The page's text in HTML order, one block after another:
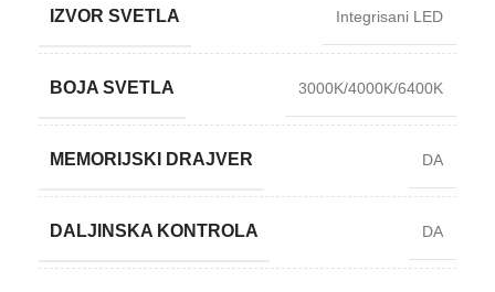
IZVOR SVETLA Integrisani LED
BOJA SVETLA 3000K/4000K/6400K
MEMORIJSKI DRAJVER DA
DALJINSKA KONTROLA DA